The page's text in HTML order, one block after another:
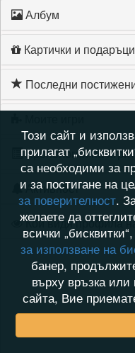
Албум
Картички и подаръци
Последни
Хронология на игри
Активност
Кой видя профила
Този сайт и
прилагат
са необходими за
и за постигане на
за поверителност.
желаете да
всички
за използване на
банер,
върху връзка или
сайта, Вие